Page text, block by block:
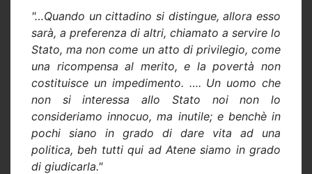
"…Quando un cittadino si distingue, allora esso
sarà, a preferenza di altri, chiamato a servire lo
Stato, ma non come un atto di privilegio, come
una ricompensa al merito, e la povertà non
costituisce un impedimento. …. Un uomo che
non si interessa allo Stato noi non lo
consideriamo innocuo, ma inutile; e benchè in
pochi siano in grado di dare vita ad una
politica, beh tutti qui ad Atene siamo in grado
di giudicarla."